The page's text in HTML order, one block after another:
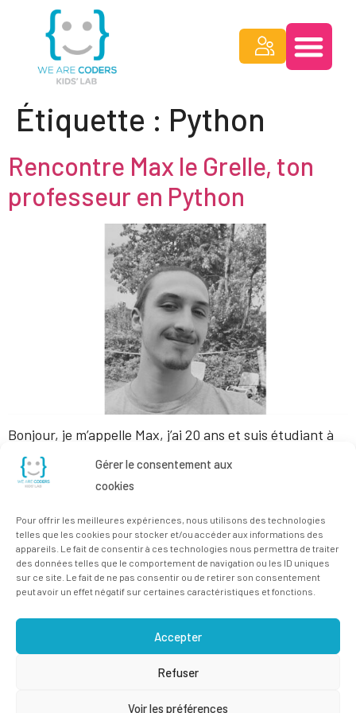
Gérer le consentement aux
cookies
Pour offrir les meilleures expériences, nous utilisons des technologies
telles que les cookies pour stocker et/ou accéder aux informations des
appareils. Le fait de consentir à ces technologies nous permettra de traiter
des données telles que le comportement de navigation ou les ID uniques
sur ce site. Le fait de ne pas consentir ou de retirer son consentement
peut avoir un effet négatif sur certaines caractéristiques et fonctions.
Accepter
Refuser
Voir les préférences
Étiquette : Python
Rencontre Max le Grelle, ton
professeur en Python
Bonjour, je m’appelle Max, j’ai 20 ans et suis étudiant à
l’Institut Paul Lambin en informatique de gestion et
professeur de Python chez we are coders asbl. Je suis
Depuis tout petit je joue et j’ai très vite voulu savoir
comment ils étaient créés, c’est pourquoi, […]
© 2023 All rights Reserved.